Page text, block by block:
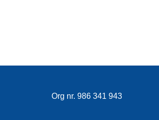
Org nr. 986 341 943